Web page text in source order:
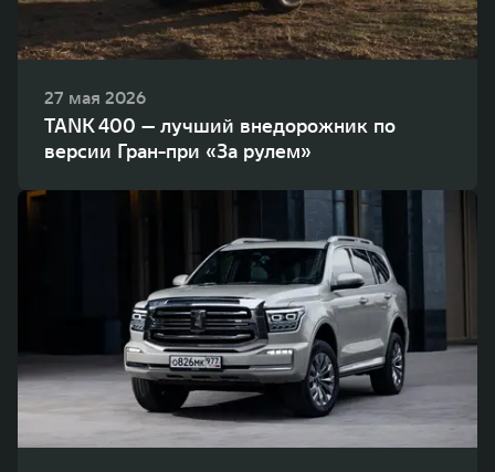
27 мая 2026
TANK 400 — лучший внедорожник по
версии Гран-при «За рулем»